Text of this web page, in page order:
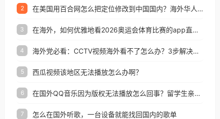
2 在美国用百合网怎么把定位修改到中国国内？海外华人必备的回国加速指南
3 在海外，如何优雅地看2026奥运会体育比赛的app直播？
4 海外党必看：CCTV视频海外看不了怎么办？3步解决地区限制+追剧自由
5 西瓜视频该地区无法播放怎么办啊？
6 在国外QQ音乐因为版权无法播放怎么回事？留学生亲测有效的解决办法
7 怎么在国外听歌，一台设备就能找回国内的歌单